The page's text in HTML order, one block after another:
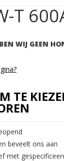
T
WIJ GEEN
TE
beveelt ons aan
met